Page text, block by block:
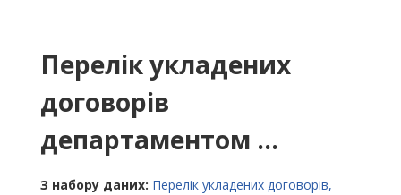
Перелік укладених
договорів
департаментом ...
З набору даних: Перелік укладених договорів,